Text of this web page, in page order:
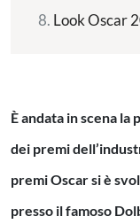
Look Oscar
È andata in scena
dei premi
premi Oscar si è
presso il famoso